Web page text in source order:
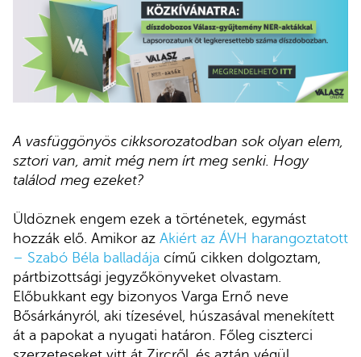
A vasfüggönyös cikksorozatodban sok olyan elem,
sztori van, amit még nem írt meg senki. Hogy
találod meg ezeket?
Üldöznek engem ezek a történetek, egymást
hozzák elő. Amikor az Akiért az ÁVH harangoztatott
– Szabó Béla balladája című cikken dolgoztam,
pártbizottsági jegyzőkönyveket olvastam.
Előbukkant egy bizonyos Varga Ernő neve
Bősárkányról, aki tízesével, húszasával menekített
át a papokat a nyugati határon. Főleg ciszterci